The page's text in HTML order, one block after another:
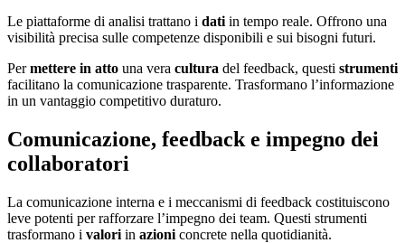
Le piattaforme di analisi trattano i dati in tempo reale. Offrono una
visibilità precisa sulle competenze disponibili e sui bisogni futuri.
Permettere in atto una vera cultura del feedback, questi strumenti
facilitano la comunicazione trasparente. Trasformano l’informazione
in un vantaggio competitivo duraturo.
Comunicazione, feedback e impegno dei
collaboratori
La comunicazione interna e i meccanismi di feedback costituiscono
leve potenti per rafforzare l’impegno dei team. Questi strumenti
trasformano i valori in azioni concrete nella quotidianità.